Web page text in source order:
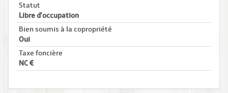
Statut
Libre d'occupation
Bien soumis à la copropriété
Oui
Taxe foncière
NC